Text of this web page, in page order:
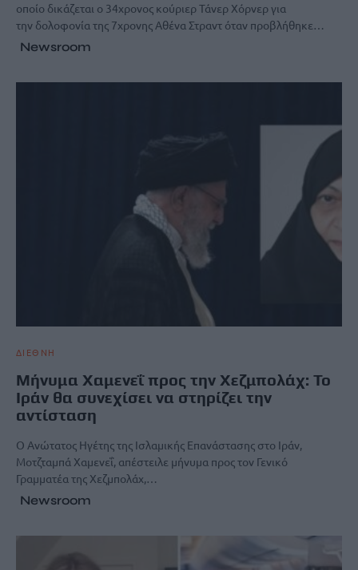
οποίο δικάζεται ο 34χρονος κούριερ Τάνερ Χόρνερ για
την δολοφονία της 7χρονης Αθένα Στραντ όταν προβλήθηκε…
Newsroom
ΔΙΕΘΝΗ
Μήνυμα Χαμενεΐ προς την Χεζμπολάχ: Το
Ιράν θα συνεχίσει να στηρίζει την
αντίσταση
Ο Ανώτατος Ηγέτης της Ισλαμικής Επανάστασης στο Ιράν,
Μοτζταμπά Χαμενεΐ, απέστειλε μήνυμα προς τον Γενικό
Γραμματέα της Χεζμπολάχ,…
Newsroom